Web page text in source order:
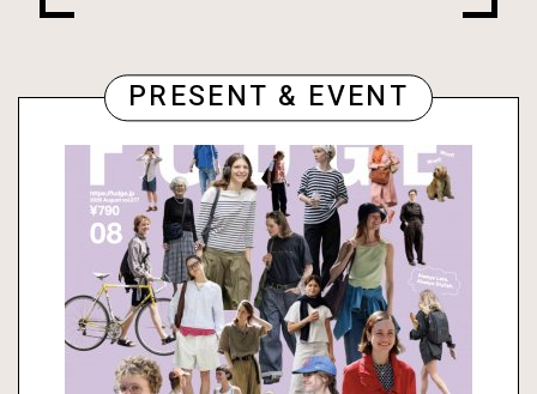
PRESENT & EVENT